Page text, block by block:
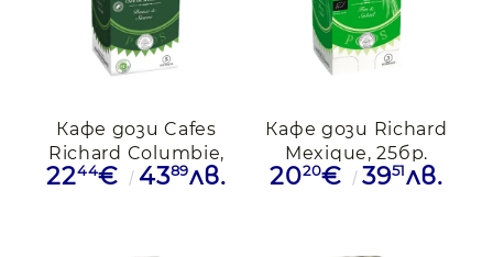
Кафе дози Cafes
Richard Columbie,
25бр
2244€ 4389лв.
Кафе дози Richard
Mexique, 25бр.
2020€ 3951лв.